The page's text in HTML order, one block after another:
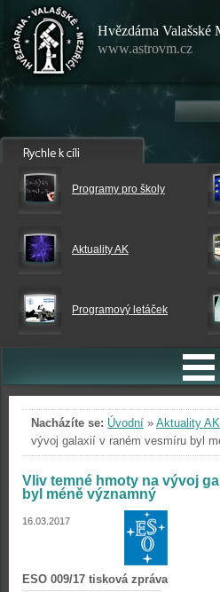
Hvězdárna Valašské
www.astrovm.cz
Programy pro školy
Aktuality AK
Programový letáček
Nacházíte se: Úvodní » Aktuality AK
vývoj galaxií v raném vesmíru byl
Vliv temné hmoty na vývoj
byl méně významný
16.03.2017
ESO 009/17 tisková zpráva